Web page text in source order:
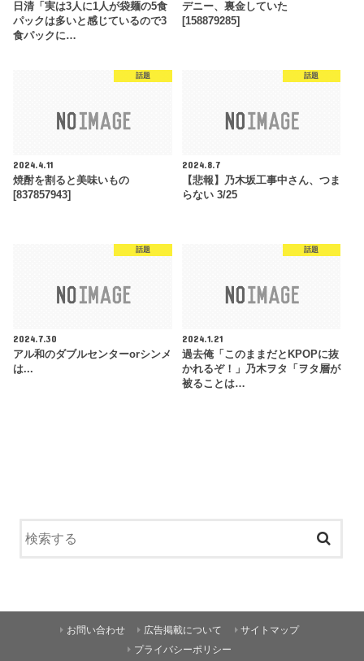
日清「実は3人に1人が袋麺の5食
パックは多いと感じているので3
食パックに…
デニー、裏金していた
[158879285]
話題
2024.4.11
焼酎を割ると美味いもの
[837857943]
話題
2024.8.7
【悲報】乃木坂工事中さん、つま
らない 3/25
話題
2024.7.30
アル和のダブルセンターorシンメ
は...
話題
2024.1.21
過去俺「このままだとKPOPに抜
かれるぞ！」乃木ヲタ「ヲタ層が
被ることは…
お問い合わせ 広告掲載について
サイトマップ
プライバシーポリシー